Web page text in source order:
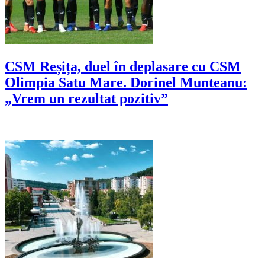
CSM Reșița, duel în deplasare cu CSM
Olimpia Satu Mare. Dorinel Munteanu:
„Vrem un rezultat pozitiv”